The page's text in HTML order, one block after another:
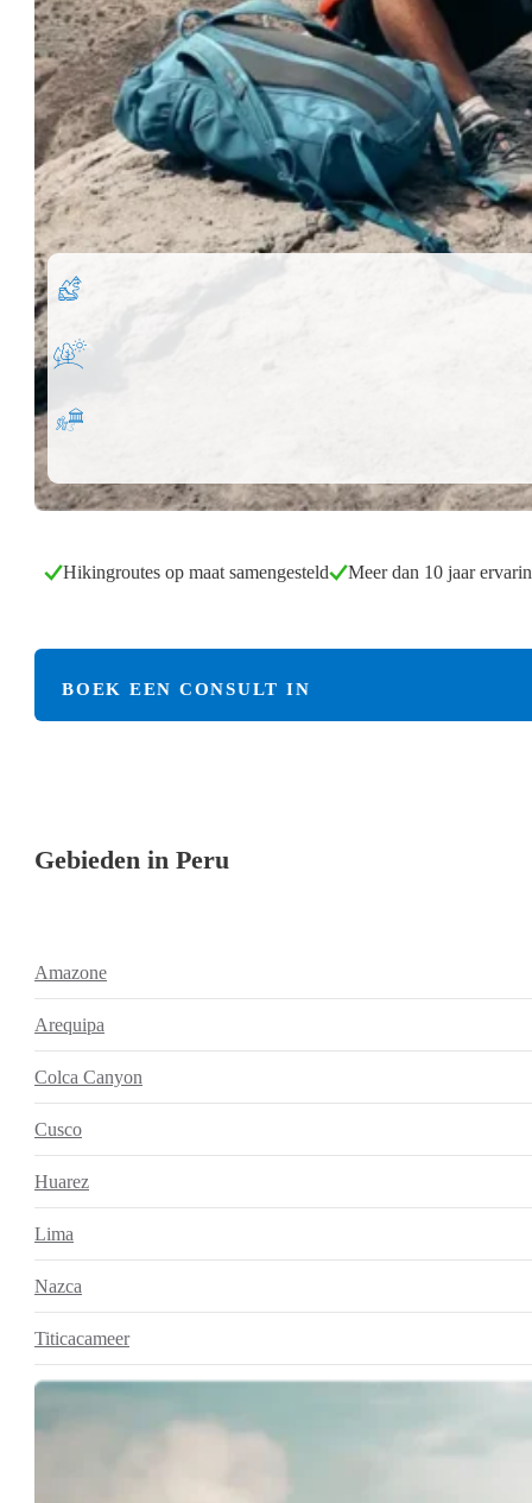
Hikingroutes op maat samengesteld Meer dan 10 jaar
BOEK EEN CONSULT IN
Gebieden in Peru
Amazone
Arequipa
Colca Canyon
Cusco
Huarez
Lima
Nazca
Titicacameer